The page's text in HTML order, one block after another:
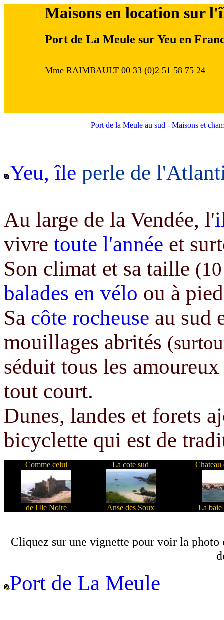
Maisons en location sur
Port de La Meule sur Yeu en
Mme RAIMBAULT 00 33 (0)2 51 58 75 24
Port de la Meule au sud - Maisons et
Yeu, île perle de
Au large de la Vendée, l'
vivre toute l'année et
Son climat et sa taille
balades en vélo ou à
Sa côte rocheuse au sud
mouillages abrités
séduit tous les
tout court.
Dunes, landes et forets
bicyclette qui est de
Comme celui La cote sud
de l'Ile Noire Anse des Soux La baie
Cliquez sur une vignette pour voir la
Port de La Meule